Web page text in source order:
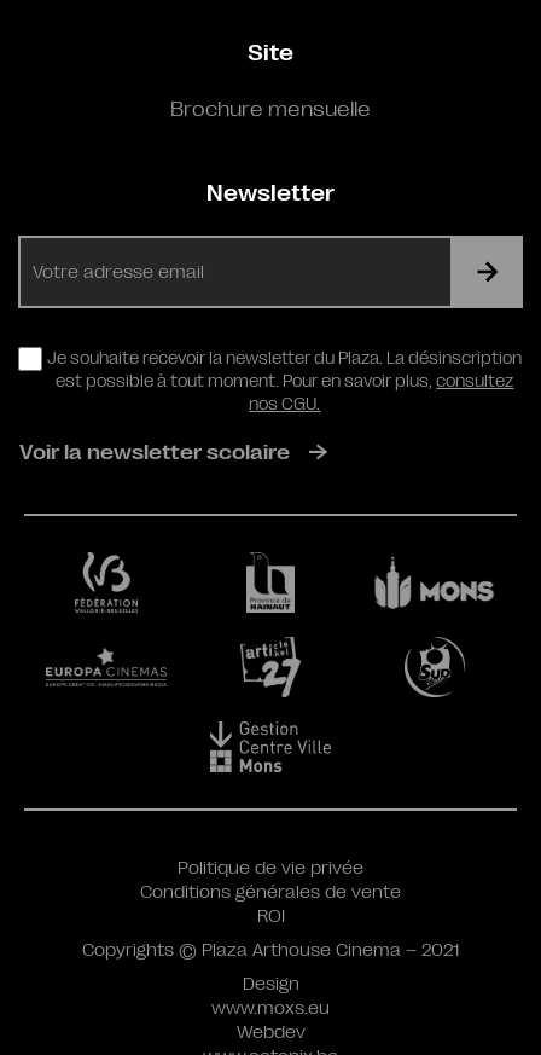
Site
Brochure mensuelle
Newsletter
RGPD
Je souhaite recevoir la newsletter du Plaza. La désinscription
est possible à tout moment. Pour en savoir plus,consultez
nos CGU.
Voir la newsletter scolaire
Design
www.moxs.eu
Webdev
Politique de vie privée
Conditions générales de vente
ROI
Copyrights © Plaza Arthouse Cinema – 2021